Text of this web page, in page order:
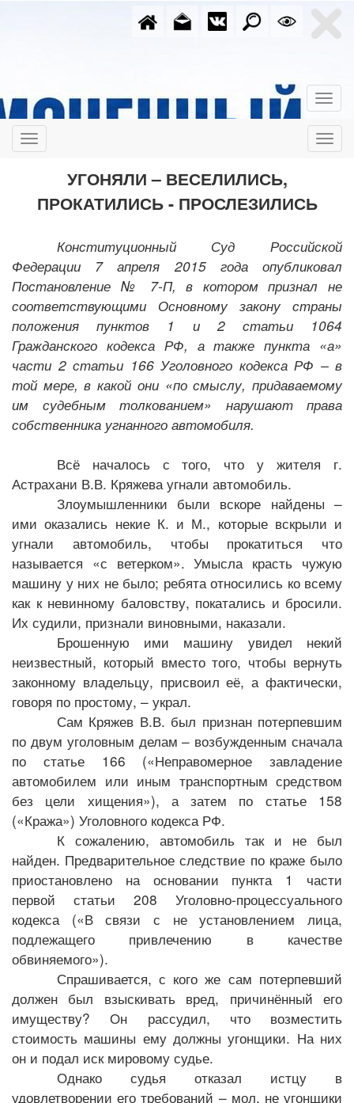
УГОНЯЛИ – ВЕСЕЛИЛИСЬ,
ПРОКАТИЛИСЬ - ПРОСЛЕЗИЛИСЬ
Конституционный Суд Российской
Федерации 7 апреля 2015 года опубликовал
Постановление № 7-П, в котором признал не
соответствующими Основному закону страны
положения пунктов 1 и 2 статьи 1064
Гражданского кодекса РФ, а также пункта «а»
части 2 статьи 166 Уголовного кодекса РФ – в
той мере, в какой они «по смыслу, придаваемому
им судебным толкованием» нарушают права
собственника угнанного автомобиля.
Всё началось с того, что у жителя г.
Астрахани В.В. Кряжева угнали автомобиль.
Злоумышленники были вскоре найдены –
ими оказались некие К. и М., которые вскрыли и
угнали автомобиль, чтобы прокатиться что
называется «с ветерком». Умысла красть чужую
машину у них не было; ребята относились ко всему
как к невинному баловству, покатались и бросили.
Их судили, признали виновными, наказали.
Брошенную ими машину увидел некий
неизвестный, который вместо того, чтобы вернуть
законному владельцу, присвоил её, а фактически,
говоря по простому, – украл.
Сам Кряжев В.В. был признан потерпевшим
по двум уголовным делам – возбужденным сначала
по статье 166 («Неправомерное завладение
автомобилем или иным транспортным средством
без цели хищения»), а затем по статье 158
(«Кража») Уголовного кодекса РФ.
К сожалению, автомобиль так и не был
найден. Предварительное следствие по краже было
приостановлено на основании пункта 1 части
первой статьи 208 Уголовно-процессуального
кодекса («В связи с не установлением лица,
подлежащего привлечению в качестве
обвиняемого»).
Спрашивается, с кого же сам потерпевший
должен был взыскивать вред, причинённый его
имуществу? Он рассудил, что возместить
стоимость машины ему должны угонщики. На них
он и подал иск мировому судье.
Однако судья отказал истцу в
удовлетворении его требований – мол, не угонщики